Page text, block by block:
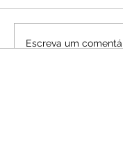
Nota de Pesar
Escreva um